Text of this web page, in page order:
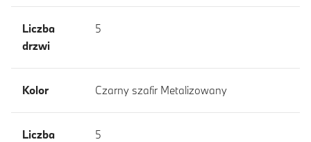
Liczba
drzwi
5
Kolor Czarny szafir Metalizowany
Liczba
5